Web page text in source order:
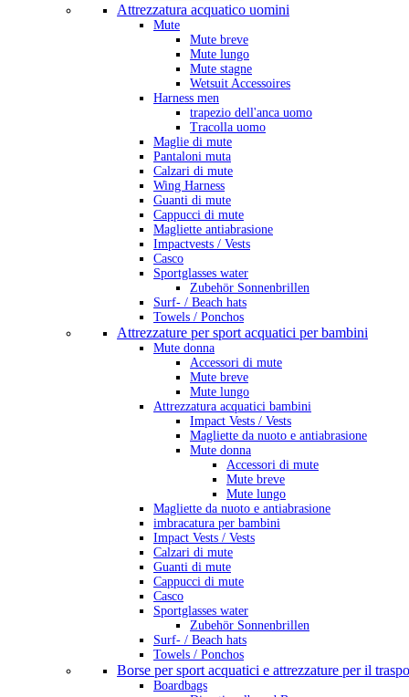
Attrezzatura acquatico uomini
Mute
Mute breve
Mute lungo
Mute stagne
Wetsuit Accessoires
Harness men
trapezio dell'anca uomo
Tracolla uomo
Maglie di mute
Pantaloni muta
Calzari di mute
Wing Harness
Guanti di mute
Cappucci di mute
Magliette antiabrasione
Impactvests / Vests
Casco
Sportglasses water
Zubehör Sonnenbrillen
Surf- / Beach hats
Towels / Ponchos
Attrezzature per sport acquatici per bambini
Mute donna
Accessori di mute
Mute breve
Mute lungo
Attrezzatura acquatici bambini
Impact Vests / Vests
Magliette da nuoto e antiabrasione
Mute donna
Accessori di mute
Mute breve
Mute lungo
Magliette da nuoto e antiabrasione
imbracatura per bambini
Impact Vests / Vests
Calzari di mute
Guanti di mute
Cappucci di mute
Casco
Sportglasses water
Zubehör Sonnenbrillen
Surf- / Beach hats
Towels / Ponchos
Borse per sport acquatici e attrezzature per il
Boardbags